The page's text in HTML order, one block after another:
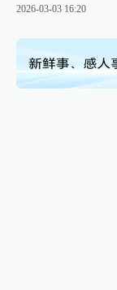
2026-03-03 16:20